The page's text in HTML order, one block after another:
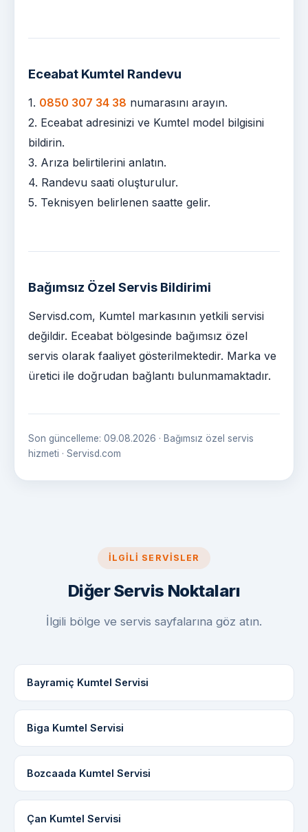
Eceabat Kumtel Randevu
1. 0850 307 34 38 numarasını arayın.
2. Eceabat adresinizi ve Kumtel model bilgisini
bildirin.
3. Arıza belirtilerini anlatın.
4. Randevu saati oluşturulur.
5. Teknisyen belirlenen saatte gelir.
Bağımsız Özel Servis Bildirimi
Servisd.com, Kumtel markasının yetkili servisi
değildir. Eceabat bölgesinde bağımsız özel
servis olarak faaliyet gösterilmektedir. Marka ve
üretici ile doğrudan bağlantı bulunmamaktadır.
Son güncelleme: 09.08.2026 · Bağımsız özel servis
hizmeti · Servisd.com
İLGILI SERVISLER
Diğer Servis Noktaları
İlgili bölge ve servis sayfalarına göz atın.
Bayramiç Kumtel Servisi
Biga Kumtel Servisi
Bozcaada Kumtel Servisi
Çan Kumtel Servisi